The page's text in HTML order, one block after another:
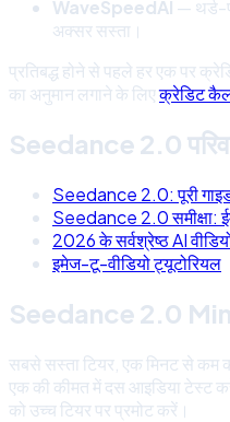
WaveSpeedAI — थर्ड-
अक्सर सस्ता।
प्रतिबद्ध होने से पहले हर एक पर
का अनुमान लगाने के लिएक्रेडिट
Seedance 2.0
Seedance 2.0: पूरी
Seedance 2.0 समीक्षा:
2026 के सर्वश्रेष्ठ AI
इमेज-टू-वीडियो ट्यूटोरियल
Seedance 2.0
सबसे सस्ता टियर, एक मिनट से कम
एक की कीमत में दस आइडिया टेस्ट
को उच्च टियर पर प्रमोट करें।